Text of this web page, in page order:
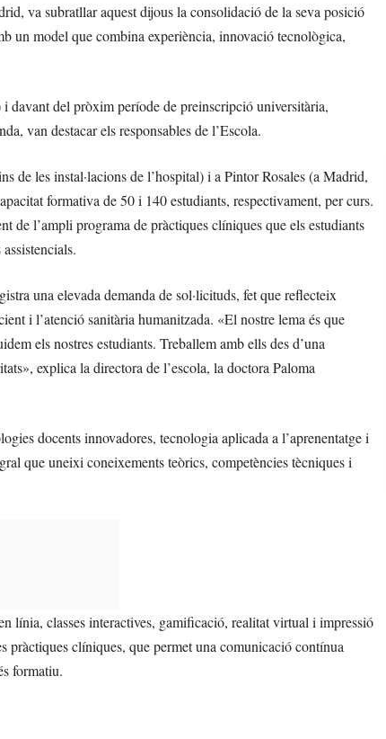
va subratllar aquest dijous la consolidació de la seva posició
un model que combina experiència, innovació tecnològica,
davant del pròxim període de preinscripció universitària,
van destacar els responsables de l’Escola.
de les instal·lacions de l’hospital) i a Pintor Rosales (a Madrid,
formativa de 50 i 140 estudiants, respectivament, per curs.
de l’ampli programa de pràctiques clíniques que els estudiants
una elevada demanda de sol·licituds, fet que reflecteix
i l’atenció sanitària humanitzada. «El nostre lema és que
els nostres estudiants. Treballem amb ells des d’una
explica la directora de l’escola, la doctora Paloma
docents innovadores, tecnologia aplicada a l’aprenentatge i
que uneixi coneixements teòrics, competències tècniques i
línia, classes interactives, gamificació, realitat virtual i impressió
pràctiques clíniques, que permet una comunicació contínua
formatiu.